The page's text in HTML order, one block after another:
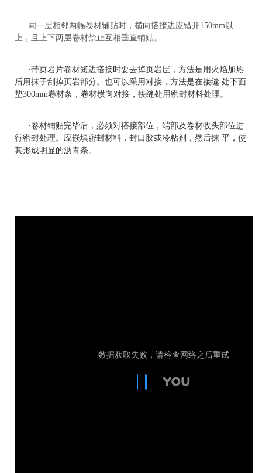
同一层相邻两幅卷材铺贴时，横向搭接边应错开150mm以
上，且上下两层卷材禁止互相垂直铺贴。
·带页岩片卷材短边搭接时要去掉页岩层，方法是用火焰加热
后用抹子刮掉页岩部分。也可以采用对接，方法是在接缝 处下面
垫300mm卷材条，卷材横向对接，接缝处用密封材料处理。
·卷材铺贴完毕后，必须对搭接部位，端部及卷材收头部位进
行密封处理。应嵌填密封材料，封口胶或冷粘剂，然后抹 平，使
其形成明显的沥青条。